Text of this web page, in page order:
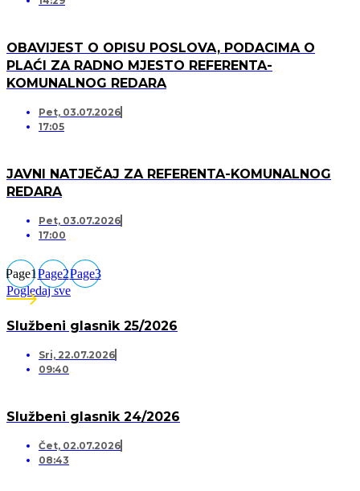
OBAVIJEST O OPISU POSLOVA, PODACIMA O
PLAĆI ZA RADNO MJESTO REFERENTA-
KOMUNALNOG REDARA
Pet, 03.07.2026
17:05
JAVNI NATJEČAJ ZA REFERENTA-KOMUNALNOG
REDARA
Pet, 03.07.2026
17:00
Page1Page2Page3
Pogledaj sve
Službeni glasnik 25/2026
Sri, 22.07.2026
09:40
Službeni glasnik 24/2026
Čet, 02.07.2026
08:43